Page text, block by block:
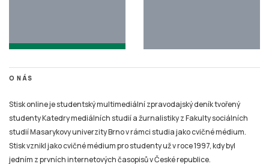
O NÁS
Stisk online je studentský multimediální zpravodajský deník tvořený
studií Masarykovy univerzity Brno v rámci studia jako cvičné médium.
Stisk vznikl jako cvičné médium pro studenty už v roce 1997, kdy byl
jedním z prvních internetových časopisů v České republice.
Na portálu zájemci najdou studentský deník Stisk Online, Rádio Stisk, TV
Stisk a také výstupy některých dalších žurnalistických kurzů (s přesahem